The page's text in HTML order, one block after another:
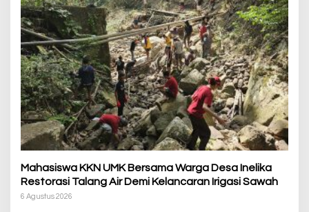
Mahasiswa KKN UMK Bersama Warga Desa Inelika
Restorasi Talang Air Demi Kelancaran Irigasi Sawah
6 Agustus 2026